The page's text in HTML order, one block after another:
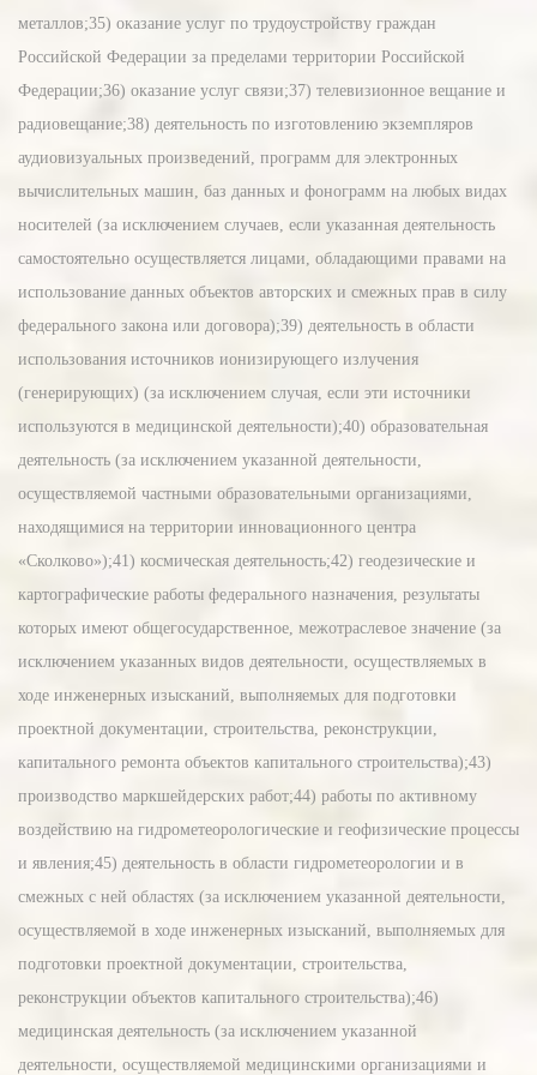
металлов;35) оказание услуг по трудоустройству граждан
Российской Федерации за пределами территории Российской
Федерации;36) оказание услуг связи;37) телевизионное вещание и
радиовещание;38) деятельность по изготовлению экземпляров
аудиовизуальных произведений, программ для электронных
вычислительных машин, баз данных и фонограмм на любых видах
носителей (за исключением случаев, если указанная деятельность
самостоятельно осуществляется лицами, обладающими правами на
использование данных объектов авторских и смежных прав в силу
федерального закона или договора);39) деятельность в области
использования источников ионизирующего излучения
(генерирующих) (за исключением случая, если эти источники
используются в медицинской деятельности);40) образовательная
деятельность (за исключением указанной деятельности,
осуществляемой частными образовательными организациями,
находящимися на территории инновационного центра
«Сколково»);41) космическая деятельность;42) геодезические и
картографические работы федерального назначения, результаты
которых имеют общегосударственное, межотраслевое значение (за
исключением указанных видов деятельности, осуществляемых в
ходе инженерных изысканий, выполняемых для подготовки
проектной документации, строительства, реконструкции,
капитального ремонта объектов капитального строительства);43)
производство маркшейдерских работ;44) работы по активному
воздействию на гидрометеорологические и геофизические процессы
и явления;45) деятельность в области гидрометеорологии и в
смежных с ней областях (за исключением указанной деятельности,
осуществляемой в ходе инженерных изысканий, выполняемых для
подготовки проектной документации, строительства,
реконструкции объектов капитального строительства);46)
медицинская деятельность (за исключением указанной
деятельности, осуществляемой медицинскими организациями и